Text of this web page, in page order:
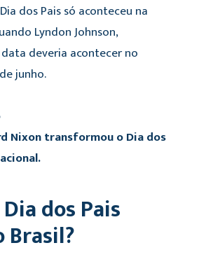
dos Pais só aconteceu na
Lyndon Johnson,
deveria acontecer no
junho.
Nixon transformou o Dia dos
dos Pais
Brasil?